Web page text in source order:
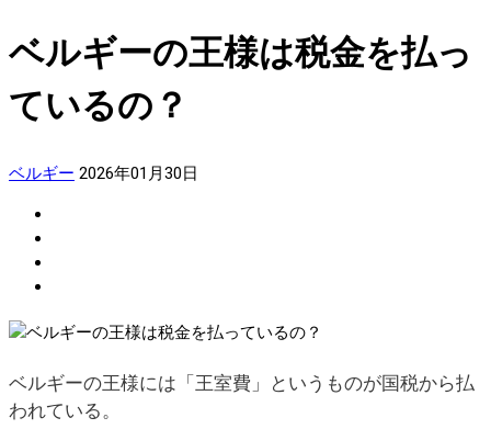
ベルギーの王様は税金を払っ
ているの？
ベルギー 2026年01月30日
ベルギーの王様には「王室費」というものが国税から払
われている。